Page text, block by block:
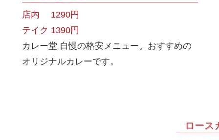
店内 1290円
テイク 1390円
カレー堂 自慢の格安メニュー。おすすめの
オリジナルカレーです。
ロース